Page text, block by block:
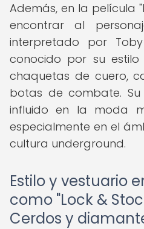
Además, en la película
encontrar al
interpretado por
conocido por su
chaquetas de cuero,
botas de combate.
influido en la moda
especialmente en el
cultura underground.
Estilo y vestuario
como "Lock &
Cerdos y